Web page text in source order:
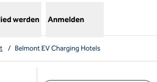
werden Anmelden
/ Belmont EV Charging Hotels